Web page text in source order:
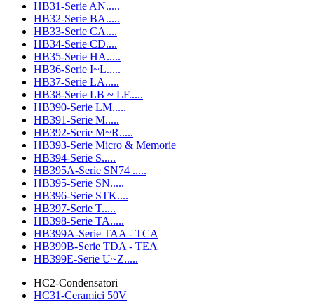
HB31-Serie AN.....
HB32-Serie BA.....
HB33-Serie CA....
HB34-Serie CD....
HB35-Serie HA.....
HB36-Serie I~L.....
HB37-Serie LA.....
HB38-Serie LB ~ LF.....
HB390-Serie LM.....
HB391-Serie M.....
HB392-Serie M~R.....
HB393-Serie Micro & Memorie
HB394-Serie S.....
HB395A-Serie SN74 .....
HB395-Serie SN.....
HB396-Serie STK....
HB397-Serie T.....
HB398-Serie TA.....
HB399A-Serie TAA - TCA
HB399B-Serie TDA - TEA
HB399E-Serie U~Z.....
HC2-Condensatori
HC31-Ceramici 50V